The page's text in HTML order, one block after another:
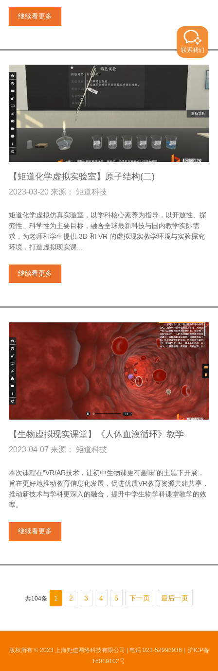
继续看更多
【矩道化学虚拟实验室】原子结构(二)
2023-03-20 来源： 矩道科技
矩道化学虚拟仿真实验室，以学科核心素养为指导，以开放性、探
究性、科学性为主要目标，融合全球最新科技与国内教学实际需
求，为老师和学生提供 3D 和 VR 的虚拟现实教学环境与实验探究
环境，打造虚拟现实课...
继续看更多
【生物虚拟现实课堂】《人体血液循环》教学
2023-04-07 来源： 矩道科技
本次课程在“VR/AR技术，让初中生物课更有趣味”的主题下开展，
旨在更好地推动教育信息化发展，促进优质VR教育资源共建共享，
推动新技术与学科更深入的融合，提升中学生物学科课堂教学的效
率。
继续看更多
共104条 1 2 3 4 5 下一页 最后一页
版权所有 © 2023 上海矩道网络科技有限公司 | 电话 021-52993936 |
沪ICP备
16019102号
联系我们